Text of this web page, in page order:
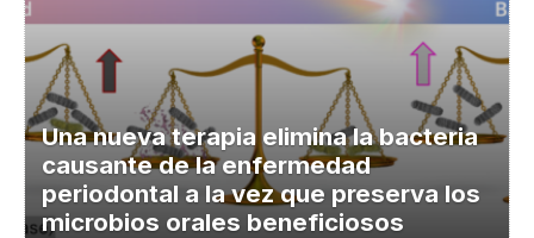
Una nueva terapia elimina la bacteria
causante de la enfermedad
periodontal a la vez que preserva los
microbios orales beneficiosos